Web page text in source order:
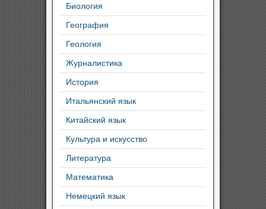
Биология
География
Геология
Журналистика
История
Итальянский язык
Китайский язык
Культура и искусство
Литература
Математика
Немецкий язык